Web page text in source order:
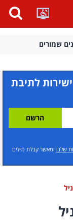
שמורים
לתיבת
שלנו ומאשר קבלת מיילים